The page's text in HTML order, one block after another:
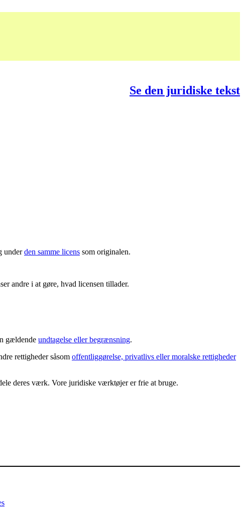
Se den juridiske tekst
underden samme licens som originalen.
andre i at gøre, hvad licensen tillader.
gældende undtagelse eller begrænsning.
rettigheder såsom offentliggørelse, privatlivs eller moralske rettigheder
deres værk. Vore juridiske værktøjer er frie at bruge.